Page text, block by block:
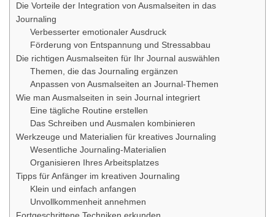
Die Vorteile der Integration von Ausmalseiten in das
Journaling
Verbesserter emotionaler Ausdruck
Förderung von Entspannung und Stressabbau
Die richtigen Ausmalseiten für Ihr Journal auswählen
Themen, die das Journaling ergänzen
Anpassen von Ausmalseiten an Journal-Themen
Wie man Ausmalseiten in sein Journal integriert
Eine tägliche Routine erstellen
Das Schreiben und Ausmalen kombinieren
Werkzeuge und Materialien für kreatives Journaling
Wesentliche Journaling-Materialien
Organisieren Ihres Arbeitsplatzes
Tipps für Anfänger im kreativen Journaling
Klein und einfach anfangen
Unvollkommenheit annehmen